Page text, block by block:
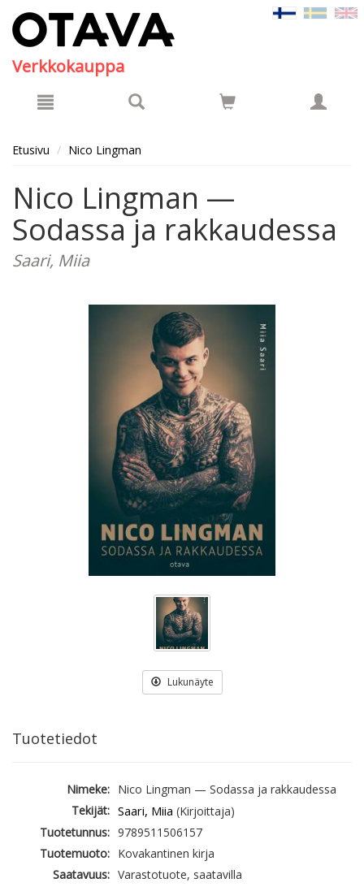
Verkkokauppa
Etusivu Nico Lingman
Nico Lingman —
Sodassa ja rakkaudessa
Saari, Miia
Lukunäyte
Tuotetiedot
Nimeke: Nico Lingman — Sodassa ja rakkaudessa
Tekijät: Saari, Miia (Kirjoittaja)
Tuotetunnus: 9789511506157
Tuotemuoto: Kovakantinen kirja
Saatavuus: Varastotuote, saatavilla